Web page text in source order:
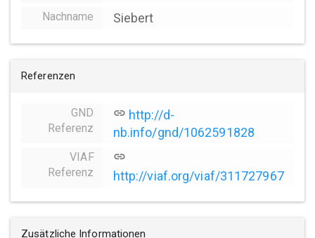
Nachname Siebert
Referenzen
GND
Referenz
link http://d-
nb.info/gnd/1062591828
VIAF
Referenz
link
http://viaf.org/viaf/311727967
Zusätzliche Informationen